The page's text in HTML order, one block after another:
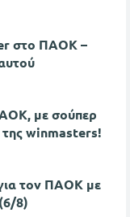
στο ΠΑΟΚ –
με σούπερ
της winmasters!
τον ΠΑΟΚ με
8)